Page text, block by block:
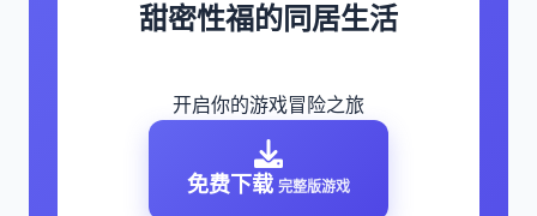
甜密性福的同居生活
开启你的游戏冒险之旅
免费下载 完整版游戏